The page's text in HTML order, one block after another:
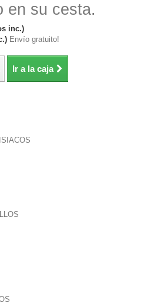
en su cesta.
inc.)
Envío gratuito!
Ir a la caja